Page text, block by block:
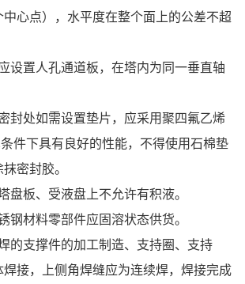
中心点），水平度在整个面上的公差不超
设置人孔通道板，在塔内为同一垂直轴
封处如需设置垫片，应采用聚四氟乙烯
件下具有良好的性能，不得使用石棉垫
密封胶。
盘板、受液盘上不允许有积液。
钢材料零部件应固溶状态供货。
的支撑件的加工制造、支持圈、支持
接，上侧角焊缝应为连续焊，焊接完成